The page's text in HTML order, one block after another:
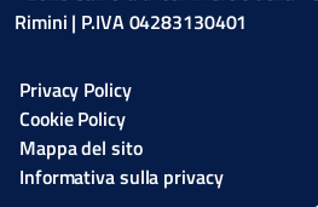
Rimini | P.IVA 04283130401
Privacy Policy
Cookie Policy
Mappa del sito
Informativa sulla privacy